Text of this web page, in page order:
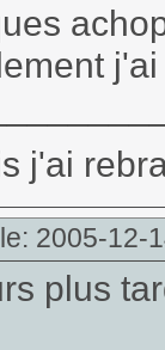
j'ai
2005-12-
plus